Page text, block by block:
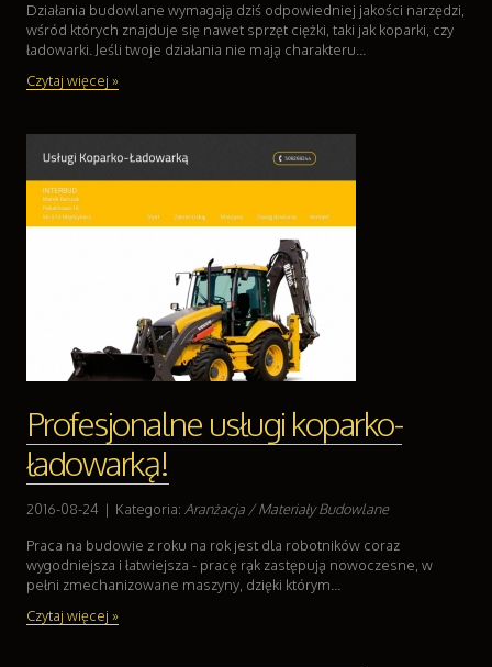
Działania budowlane wymagają dziś odpowiedniej jakości narzędzi,
wśród których znajduje się nawet sprzęt ciężki, taki jak koparki, czy
ładowarki. Jeśli twoje działania nie mają charakteru...
Czytaj więcej »
Profesjonalne usługi koparko-
ładowarką!
2016-08-24 | Kategoria: Aranżacja / Materiały Budowlane
Praca na budowie z roku na rok jest dla robotników coraz
wygodniejsza i łatwiejsza - pracę rąk zastępują nowoczesne, w
pełni zmechanizowane maszyny, dzięki którym...
Czytaj więcej »